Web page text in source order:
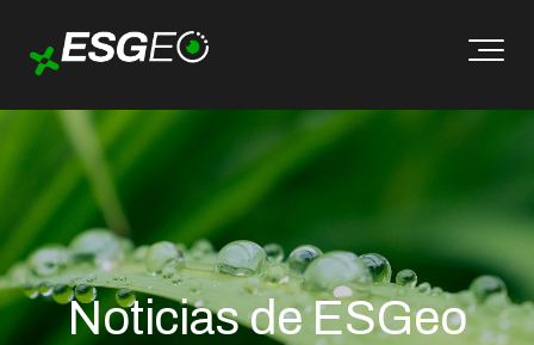
Noticias de ESGeo